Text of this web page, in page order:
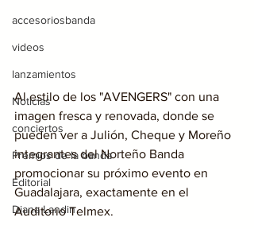
accesoriosbanda
videos
lanzamientos
Noticias
conciertos
Premios de la banda
Editorial
Diana Landin
Al estilo de los "AVENGERS" con una
imagen fresca y renovada, donde se
pueden ver a Julión, Cheque y Moreño
integrantes del Norteño Banda
promocionar su próximo evento en
Guadalajara, exactamente en el
Auditorio Telmex.